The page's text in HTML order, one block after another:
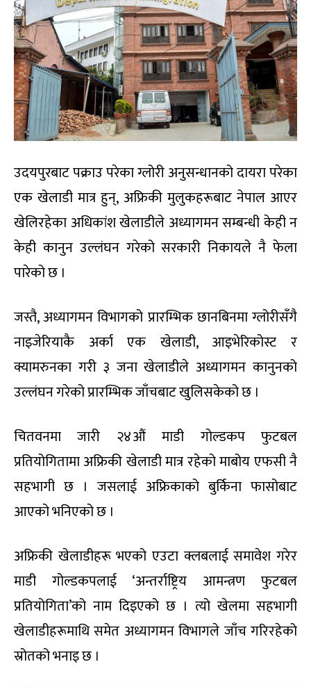
उदयपुरबाट पक्राउ परेका ग्लोरी अनुसन्धानको दायरा परेका
एक खेलाडी मात्र हुन्, अफ्रिकी मुलुकहरूबाट नेपाल आएर
खेलिरहेका अधिकांश खेलाडीले अध्यागमन सम्बन्धी केही न
केही कानुन उल्लंघन गरेको सरकारी निकायले नै फेला
पारेको छ ।
जस्तै, अध्यागमन विभागको प्रारम्भिक छानबिनमा ग्लोरीसँगै
नाइजेरियाकै अर्का एक खेलाडी, आइभेरिकोस्ट र
क्यामरुनका गरी ३ जना खेलाडीले अध्यागमन कानुनको
उल्लंघन गरेको प्रारम्भिक जाँचबाट खुलिसकेको छ ।
चितवनमा जारी २४औं माडी गोल्डकप फुटबल
प्रतियोगितामा अफ्रिकी खेलाडी मात्र रहेको माबोय एफसी नै
सहभागी छ । जसलाई अफ्रिकाको बुर्किना फासोबाट
आएको भनिएको छ ।
अफ्रिकी खेलाडीहरू भएको एउटा क्लबलाई समावेश गरेर
माडी गोल्डकपलाई ‘अन्तर्राष्ट्रिय आमन्त्रण फुटबल
प्रतियोगिता’को नाम दिइएको छ । त्यो खेलमा सहभागी
खेलाडीहरूमाथि समेत अध्यागमन विभागले जाँच गरिरहेको
स्रोतको भनाइ छ ।